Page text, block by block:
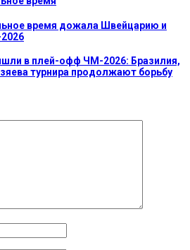
время дожала Швейцарию и
в плей-офф ЧМ-2026: Бразилия,
турнира продолжают борьбу